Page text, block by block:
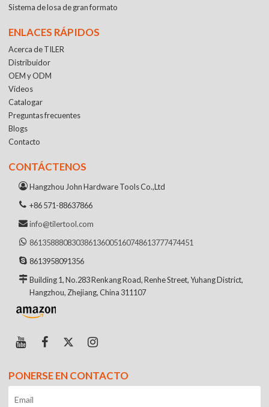
Sistema de losa de gran formato
ENLACES RÁPIDOS
Acerca de TILER
Distribuidor
OEM y ODM
Vídeos
Catalogar
Preguntas frecuentes
Blogs
Contacto
CONTÁCTENOS
Hangzhou John Hardware Tools Co.,Ltd
+86 571-88637866
info@tilertool.com
861358880830386136005160748613777474451
8613958091356
Building 1, No.283 Renkang Road, Renhe Street, Yuhang District,
Hangzhou, Zhejiang, China 311107
PONERSE EN CONTACTO